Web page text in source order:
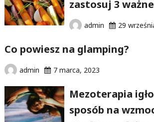
zastosuj 3
admin 29
Co powiesz na glamping?
admin 7 marca, 2023
Mezoterapia
sposób na